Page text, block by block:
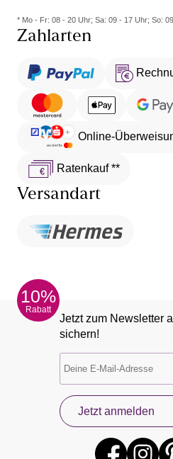
* Mo - Fr: 08 - 20 Uhr; Sa: 09 - 17 Uhr; So:
Zahlarten
Online-
Ratenkauf **
Versandart
10%
Rabatt
Jetzt zum Newsletter
sichern!
Jetzt anmelden